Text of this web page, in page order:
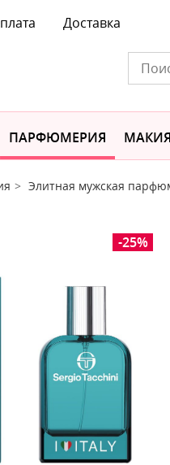
Доставка
ПАРФЮМЕРИЯ
Элитная мужская
-25%